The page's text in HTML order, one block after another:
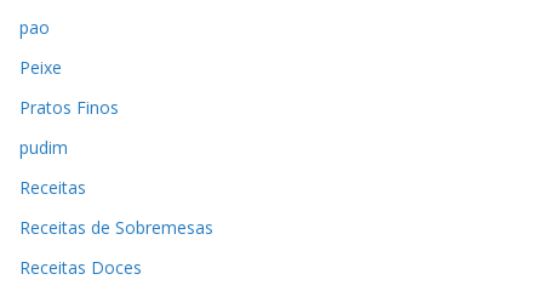
pao
Peixe
Pratos Finos
pudim
Receitas
Receitas de Sobremesas
Receitas Doces